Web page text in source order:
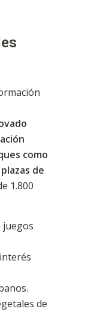
como
de
1.800
juegos
de